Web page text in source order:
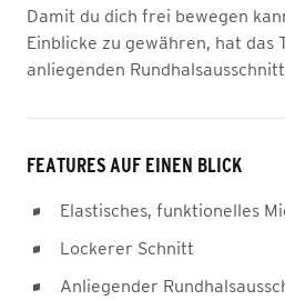
Damit du dich frei bewegen
Einblicke zu gewähren, hat das
anliegenden
FEATURES AUF EINEN BLICK
Elastisches, funktionelles
Lockerer Schnitt
Anliegender